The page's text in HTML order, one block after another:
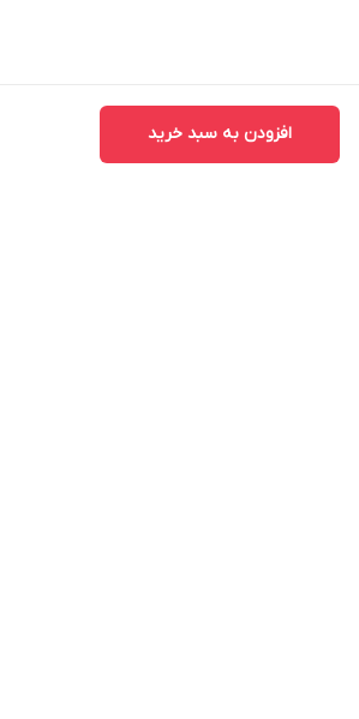
افزودن به سبد خرید